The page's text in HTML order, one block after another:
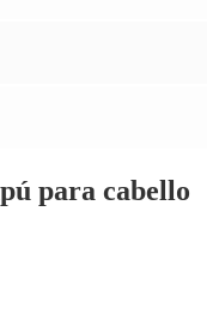
para cabello